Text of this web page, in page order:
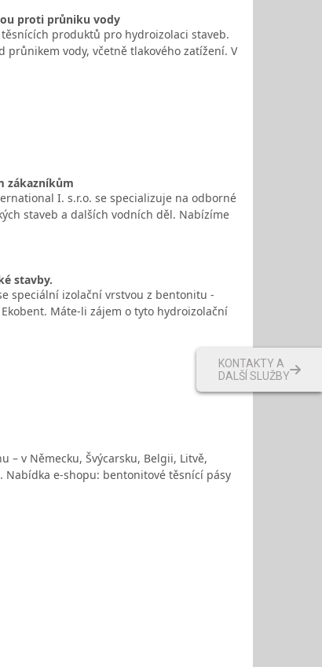
proti průniku vody
produktů pro hydroizolaci staveb.
vody, včetně tlakového zatížení. V
zákazníkům
I. s.r.o. se specializuje na odborné
staveb a dalších vodních děl. Nabízíme
stavby.
speciální izolační vrstvou z bentonitu -
Máte-li zájem o tyto hydroizolační
– v Německu, Švýcarsku, Belgii, Litvě,
Nabídka e-shopu: bentonitové těsnící pásy
KONTAKTY A
DALŠÍ SLUŽBY